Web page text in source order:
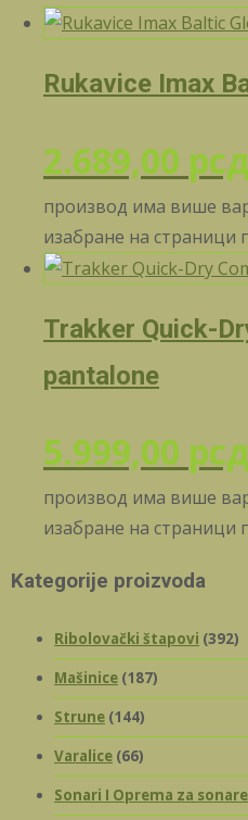
Rukavice Imax
2.689,00
производ има више
изабране на страници
Trakker Quick-
pantalone
5.999,00
производ има више
изабране на страници
Kategorije proizvoda
Ribolovački štapovi (392)
Mašinice (187)
Strune (144)
Varalice (66)
Sonari I Oprema za sonare